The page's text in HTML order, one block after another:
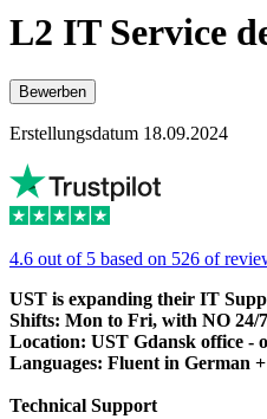
L2 IT Service
Bewerben
Erstellungsdatum 18.09.2024
4.6 out of 5 based on 526 of
UST is expanding their IT
Shifts: Mon to Fri, with NO 24/
Location: UST Gdansk office -
Languages: Fluent in German
Technical Support